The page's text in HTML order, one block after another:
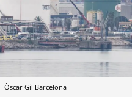
Òscar Gil Barcelona